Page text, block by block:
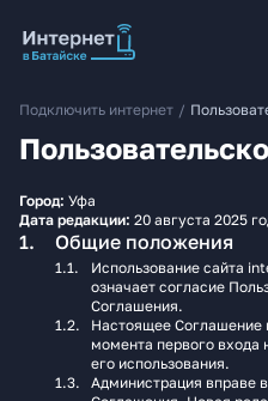
Подключить интернет /
Город: Уфа
Дата редакции: 20 августа 2025
Общие положения
Использование сайта
означает согласие
Соглашения.
Настоящее Соглашение
момента первого входа
его использования.
Администрация вправе